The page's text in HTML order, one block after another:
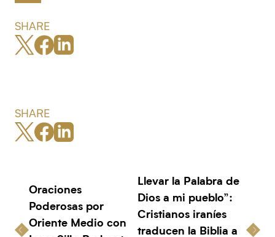
SHARE
SHARE
Oraciones
Poderosas por
Oriente Medio con
Llevar la Palabra de
Dios a mi pueblo”:
Cristianos iraníes
traducen la Biblia a